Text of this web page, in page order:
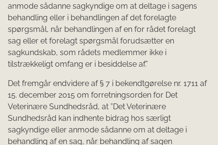
anmode sådanne sagkyndige om at deltage i sagens
behandling eller i behandlingen af det forelagte
spørgsmål, når behandlingen af en for rådet forelagt
sag eller et forelagt spørgsmål forudsætter en
sagkundskab, som rådets medlemmer ikke i
tilstrækkeligt omfang er i besiddelse af.”
Det fremgår endvidere af § 7 i bekendtgørelse nr. 1711 af
15. december 2015 om forretningsorden for Det
Veterinære Sundhedsråd, at ”Det Veterinære
Sundhedsråd kan indhente bidrag hos særligt
sagkyndige eller anmode sådanne om at deltage i
behandling af en sag, når behandling af sagen